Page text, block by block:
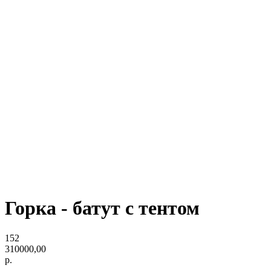
Горка - батут с тентом
152
310000,00
р.